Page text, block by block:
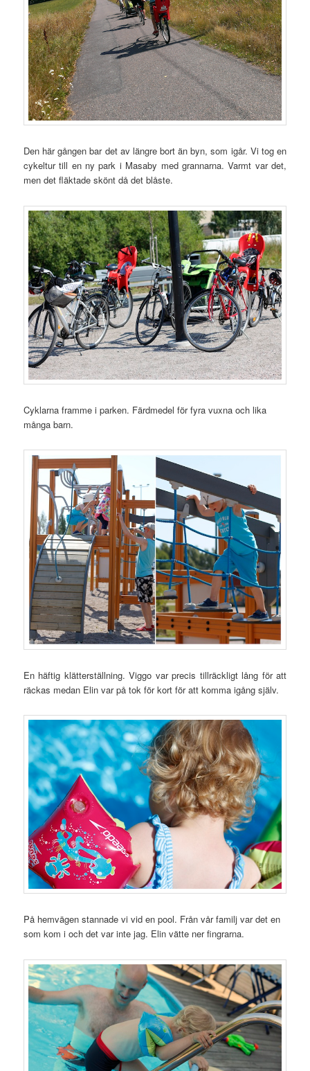
Den här gången bar det av längre bort än byn, som igår. Vi tog en
cykeltur till en ny park i Masaby med grannarna. Varmt var det,
men det fläktade skönt då det blåste.
Cyklarna framme i parken. Färdmedel för fyra vuxna och lika
många barn.
En häftig klätterställning. Viggo var precis tillräckligt lång för att
räckas medan Elin var på tok för kort för att komma igång själv.
På hemvägen stannade vi vid en pool. Från vår familj var det en
som kom i och det var inte jag. Elin vätte ner fingrarna.